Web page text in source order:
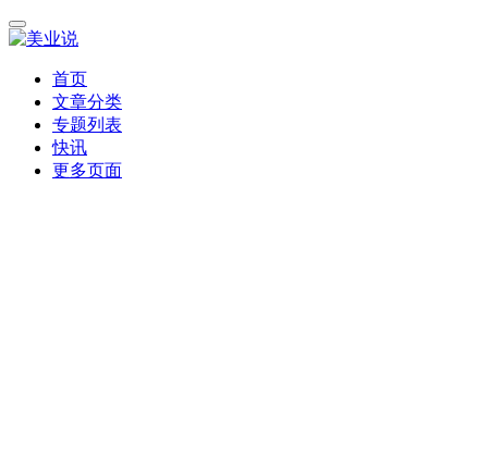
首页
文章分类
专题列表
快讯
更多页面